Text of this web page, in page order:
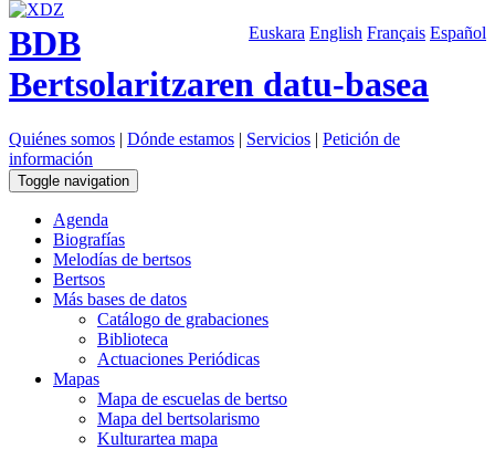
Euskara English Français Español
BDB
Bertsolaritzaren datu-basea
Quiénes somos | Dónde estamos | Servicios | Petición de
información
Toggle navigation
Agenda
Biografías
Melodías de bertsos
Bertsos
Más bases de datos
Catálogo de grabaciones
Biblioteca
Actuaciones Periódicas
Mapas
Mapa de escuelas de bertso
Mapa del bertsolarismo
Kulturartea mapa